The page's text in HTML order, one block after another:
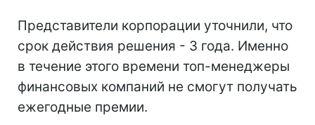
Представители корпорации уточнили, что
срок действия решения - 3 года. Именно
в течение этого времени топ-менеджеры
финансовых компаний не смогут получать
ежегодные премии.